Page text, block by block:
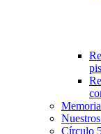
Círculo